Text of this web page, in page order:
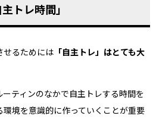
トレ時間」
せるためには 「自主トレ」はとても大
ティンのなかで自主トレする時間を
境を意識的に作っていくことが重要